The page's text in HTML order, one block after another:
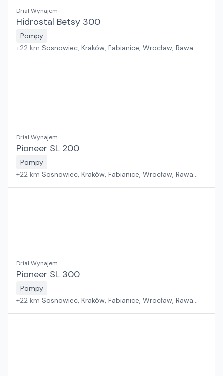
Drial Wynajem
Hidrostal Betsy 300
Pompy
+22 km Sosnowiec, Kraków, Pabianice, Wrocław, Rawa
Drial Wynajem
Pioneer SL 200
Pompy
+22 km Sosnowiec, Kraków, Pabianice, Wrocław, Rawa
Drial Wynajem
Pioneer SL 300
Pompy
+22 km Sosnowiec, Kraków, Pabianice, Wrocław, Rawa